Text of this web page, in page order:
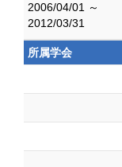
2006/04/01 ～
2012/03/31
所属学会